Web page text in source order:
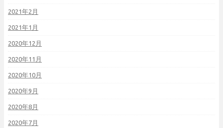
2021年2月
2021年1月
2020年12月
2020年11月
2020年10月
2020年9月
2020年8月
2020年7月